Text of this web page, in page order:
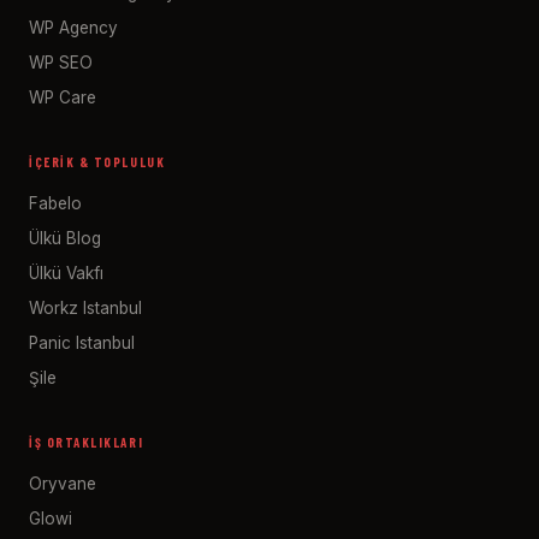
WP Agency
WP SEO
WP Care
İÇERIK & TOPLULUK
Fabelo
Ülkü Blog
Ülkü Vakfı
Workz Istanbul
Panic Istanbul
Şile
İŞ ORTAKLIKLARI
Oryvane
Glowi